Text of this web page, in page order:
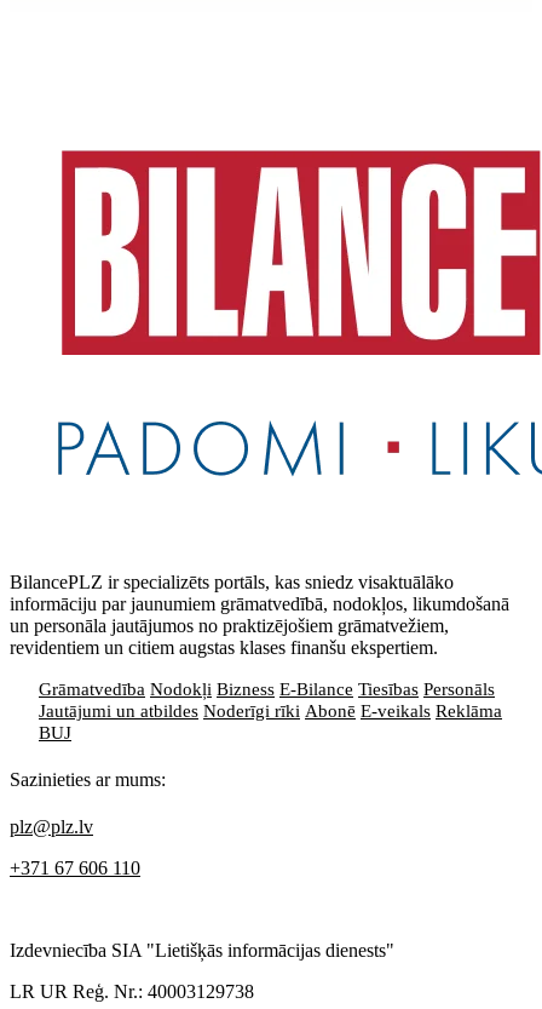
BilancePLZ ir specializēts portāls, kas sniedz visaktuālāko
informāciju par jaunumiem grāmatvedībā, nodokļos, likumdošanā
un personāla jautājumos no praktizējošiem grāmatvežiem,
revidentiem un citiem augstas klases finanšu ekspertiem.
Grāmatvedība Nodokļi Bizness E-Bilance Tiesības Personāls
Jautājumi un atbildes Noderīgi rīki Abonē E-veikals Reklāma
BUJ
Sazinieties ar mums:
plz@plz.lv
+371 67 606 110
Izdevniecība SIA "Lietišķās informācijas dienests"
LR UR Reģ. Nr.: 40003129738